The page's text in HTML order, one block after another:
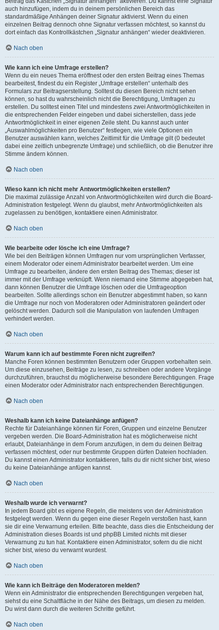
auch hinzufügen, indem du in deinem persönlichen Bereich das
standardmäßige Anhängen deiner Signatur aktivierst. Wenn du einen
einzelnen Beitrag dennoch ohne Signatur verfassen möchtest, so kannst du
dort einfach das Kontrollkästchen „Signatur anhängen“ wieder deaktivieren.
Nach oben
Wie kann ich eine Umfrage erstellen?
Wenn du ein neues Thema eröffnest oder den ersten Beitrag eines Themas
bearbeitest, findest du ein Register „Umfrage erstellen“ unterhalb des
Formulars zur Beitragserstellung. Solltest du diesen Bereich nicht sehen
können, so hast du wahrscheinlich nicht die Berechtigung, Umfragen zu
erstellen. Du solltest einen Titel und mindestens zwei Antwortmöglichkeiten in
die entsprechenden Felder eingeben und dabei sicherstellen, dass jede
Antwortmöglichkeit in einer eigenen Zeile steht. Du kannst auch unter
„Auswahlmöglichkeiten pro Benutzer“ festlegen, wie viele Optionen ein
Benutzer auswählen kann, welches Zeitlimit für die Umfrage gilt (0 bedeutet
dabei eine zeitlich unbegrenzte Umfrage) und schließlich, ob die Benutzer ihre
Stimme ändern können.
Nach oben
Wieso kann ich nicht mehr Antwortmöglichkeiten erstellen?
Die maximal zulässige Anzahl von Antwortmöglichkeiten wird durch die Board-
Administration festgelegt. Wenn du glaubst, mehr Antwortmöglichkeiten als
zugelassen zu benötigen, kontaktiere einen Administrator.
Nach oben
Wie bearbeite oder lösche ich eine Umfrage?
Wie bei den Beiträgen können Umfragen nur vom ursprünglichen Verfasser,
einem Moderator oder einem Administrator bearbeitet werden. Um eine
Umfrage zu bearbeiten, ändere den ersten Beitrag des Themas; dieser ist
immer mit der Umfrage verknüpft. Wenn niemand eine Stimme abgegeben hat,
dann können Benutzer die Umfrage löschen oder die Umfrageoption
bearbeiten. Sollte allerdings schon ein Benutzer abgestimmt haben, so kann
die Umfrage nur noch von Moderatoren oder Administratoren geändert oder
gelöscht werden. Dadurch soll die Manipulation von laufenden Umfragen
verhindert werden.
Nach oben
Warum kann ich auf bestimmte Foren nicht zugreifen?
Manche Foren können bestimmten Benutzern oder Gruppen vorbehalten sein.
Um diese einzusehen, Beiträge zu lesen, zu schreiben oder andere Vorgänge
durchzuführen, brauchst du möglicherweise besondere Berechtigungen. Frage
einen Moderator oder Administrator nach entsprechenden Berechtigungen.
Nach oben
Weshalb kann ich keine Dateianhänge anfügen?
Rechte für Dateianhänge können für Foren, Gruppen und einzelne Benutzer
vergeben werden. Die Board-Administration hat es möglicherweise nicht
erlaubt, Dateianhänge in dem Forum anzufügen, in dem du deinen Beitrag
verfassen möchtest, oder nur bestimmte Gruppen dürfen Dateien hochladen.
Du kannst einen Administrator kontaktieren, falls du dir nicht sicher bist, wieso
du keine Dateianhänge anfügen kannst.
Nach oben
Weshalb wurde ich verwarnt?
In jedem Board gibt es eigene Regeln, die meistens von der Administration
festgelegt werden. Wenn du gegen eine dieser Regeln verstoßen hast, kann
sie dir eine Verwarnung erteilen. Bitte beachte, dass dies die Entscheidung der
Administration dieses Boards ist und phpBB Limited nichts mit dieser
Verwarnung zu tun hat. Kontaktiere einen Administrator, sofern du die nicht
sicher bist, wieso du verwarnt wurdest.
Nach oben
Wie kann ich Beiträge den Moderatoren melden?
Wenn ein Administrator die entsprechenden Berechtigungen vergeben hat,
siehst du eine Schaltfläche in der Nähe des Beitrags, um diesen zu melden.
Du wirst dann durch die weiteren Schritte geführt.
Nach oben